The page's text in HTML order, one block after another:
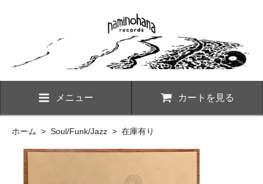
メニュー カートを見る
ホーム > Soul/Funk/Jazz > 在庫有り